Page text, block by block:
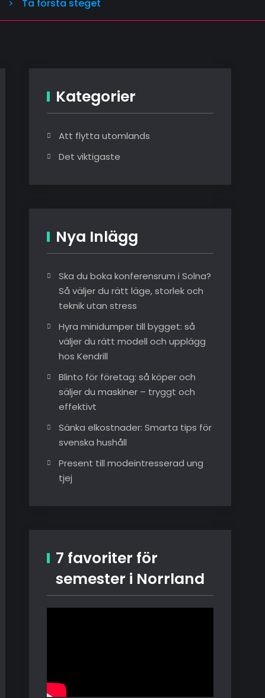
> Ta första steget
Kategorier
Att flytta utomlands
Det viktigaste
Nya Inlägg
Ska du boka konferensrum i Solna?
Så väljer du rätt läge, storlek och
teknik utan stress
Hyra minidumper till bygget: så
väljer du rätt modell och upplägg
hos Kendrill
Blinto för företag: så köper och
säljer du maskiner – tryggt och
effektivt
Sänka elkostnader: Smarta tips för
svenska hushåll
Present till modeintresserad ung
tjej
7 favoriter för
semester i Norrland